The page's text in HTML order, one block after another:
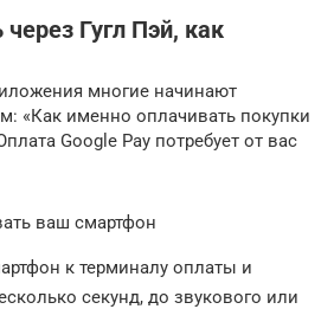
Гугл Пэй, как
многие начинают
«Как именно оплачивать покупки
Google Pay потребует от вас
ваш смартфон
к терминалу оплаты и
секунд, до звукового или